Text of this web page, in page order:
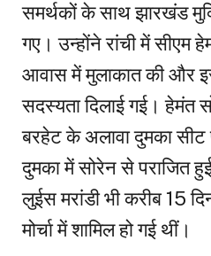
समर्थकों के साथ झारखंड
गए। उन्होंने रांची में सीएम
आवास में मुलाकात की और
सदस्यता दिलाई गई। हेमंत
बरहेट के अलावा दुमका सीट
दुमका में सोरेन से पराजित
लुईस मरांडी भी करीब 15
मोर्चा में शामिल हो गई थीं।